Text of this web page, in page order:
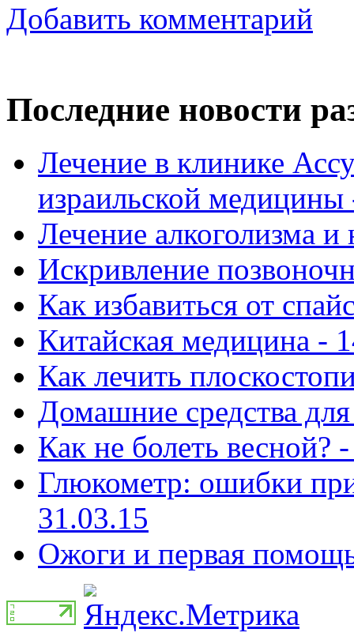
Добавить комментарий
Последние новости
Лечение в клинике
израильской
Лечение алкоголизма
Искривление
Как избавиться от
Китайская медицина -
Как лечить
Домашние средства
Как не болеть весной?
Глюкометр: ошибки
31.03.15
Ожоги и первая